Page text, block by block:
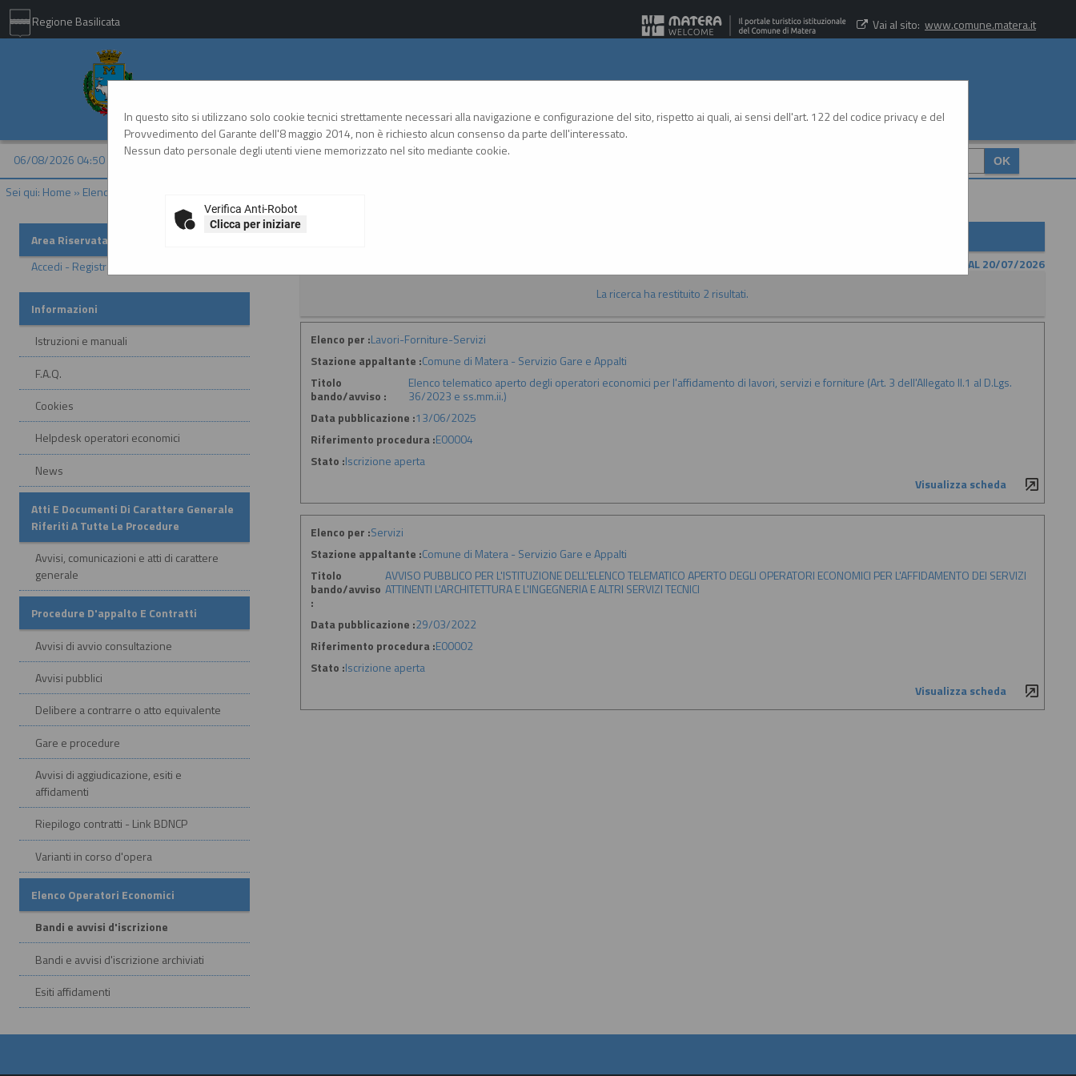
Regione Basilicata Vai al sito: www.comune.matera.it
Comune di Matera - Gare Telematiche
06/08/2026 04:50 A A GRAFICATESTO
Sei qui: Home » Elenco operatori economici
In questo sito si utilizzano solo cookie tecnici strettamente necessari alla navigazione e configurazione del sito, rispetto ai quali, ai sensi dell'art. 122 del codice privacy e del
Provvedimento del Garante dell'8 maggio 2014, non è richiesto alcun consenso da parte dell'interessato.
Nessun dato personale degli utenti viene memorizzato nel sito mediante cookie.
Verifica Anti-Robot
Clicca per iniziare
Area Riservata
Accedi - Registrati
Informazioni
Istruzioni e manuali
F.A.Q.
Cookies
Helpdesk operatori economici
News
Atti E Documenti Di Carattere Generale
Riferiti A Tutte Le Procedure
Avvisi, comunicazioni e atti di carattere
generale
Procedure D'appalto E Contratti
Avvisi di avvio consultazione
Avvisi pubblici
Delibere a contrarre o atto equivalente
Gare e procedure
Avvisi di aggiudicazione, esiti e
affidamenti
Riepilogo contratti - Link BDNCP
Varianti in corso d'opera
Elenco Operatori Economici
Bandi e avvisi d'iscrizione
Bandi e avvisi d'iscrizione archiviati
Esiti affidamenti
CONTENUTO AGGIORNATO AL 20/07/2026
La ricerca ha restituito 2 risultati.
Elenco per :Lavori-Forniture-Servizi
Stazione appaltante :Comune di Matera - Servizio Gare e Appalti
Titolo
bando/avviso :
Elenco telematico aperto degli operatori economici per l'affidamento di lavori, servizi e forniture (Art. 3 dell'Allegato II.1 al D.Lgs.
36/2023 e ss.mm.ii.)
Data pubblicazione :13/06/2025
Riferimento procedura :E00004
Stato :Iscrizione aperta
Visualizza scheda
Elenco per :Servizi
Stazione appaltante :Comune di Matera - Servizio Gare e Appalti
Titolo
bando/avviso
:
AVVISO PUBBLICO PER L'ISTITUZIONE DELL'ELENCO TELEMATICO APERTO DEGLI OPERATORI ECONOMICI PER L'AFFIDAMENTO DEI SERVIZI
ATTINENTI L'ARCHITETTURA E L'INGEGNERIA E ALTRI SERVIZI TECNICI
Data pubblicazione :29/03/2022
Riferimento procedura :E00002
Stato :Iscrizione aperta
Visualizza scheda